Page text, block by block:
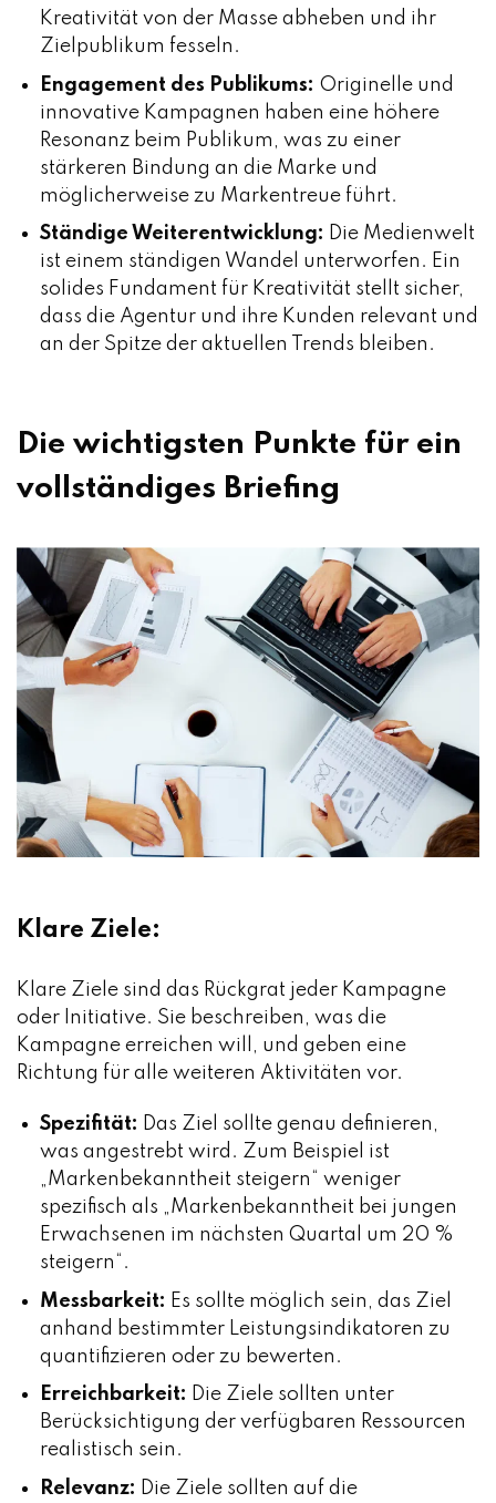
Kreativität von der Masse abheben und ihr
Zielpublikum fesseln.
Engagement des Publikums: Originelle und
innovative Kampagnen haben eine höhere
Resonanz beim Publikum, was zu einer
stärkeren Bindung an die Marke und
möglicherweise zu Markentreue führt.
Ständige Weiterentwicklung: Die Medienwelt
ist einem ständigen Wandel unterworfen. Ein
solides Fundament für Kreativität stellt sicher,
dass die Agentur und ihre Kunden relevant und
an der Spitze der aktuellen Trends bleiben.
Die wichtigsten Punkte für ein
vollständiges Briefing
Klare Ziele:
Klare Ziele sind das Rückgrat jeder Kampagne
oder Initiative. Sie beschreiben, was die
Kampagne erreichen will, und geben eine
Richtung für alle weiteren Aktivitäten vor.
Spezifität: Das Ziel sollte genau definieren,
was angestrebt wird. Zum Beispiel ist
„Markenbekanntheit steigern“ weniger
spezifisch als „Markenbekanntheit bei jungen
Erwachsenen im nächsten Quartal um 20 %
steigern“.
Messbarkeit: Es sollte möglich sein, das Ziel
anhand bestimmter Leistungsindikatoren zu
quantifizieren oder zu bewerten.
Erreichbarkeit: Die Ziele sollten unter
Berücksichtigung der verfügbaren Ressourcen
realistisch sein.
Relevanz: Die Ziele sollten auf die